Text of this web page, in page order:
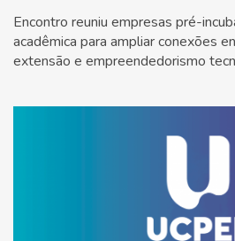
Encontro reuniu empresas pré-
acadêmica para ampliar conexões
extensão e empreendedorismo